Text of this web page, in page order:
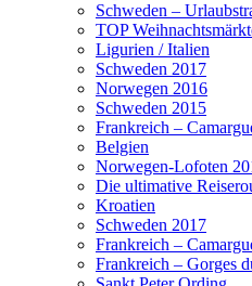
Schweden –
TOP
Ligurien / Italien
Schweden 2017
Norwegen 2016
Schweden 2015
Frankreich –
Belgien
Norwegen-Lofoten
Die ultimative
Kroatien
Schweden 2017
Frankreich –
Frankreich – Gorges